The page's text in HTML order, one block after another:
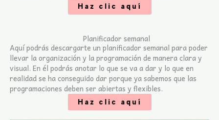
Haz clic aquí
Planificador semanal
Aquí podrás descargarte un planificador semanal para poder
llevar la organización y la programación de manera clara y
visual. En él podrás anotar lo que se va a dar y lo que en
realidad se ha conseguido dar porque ya sabemos que las
programaciones deben ser abiertas y flexibles.
Haz clic aquí